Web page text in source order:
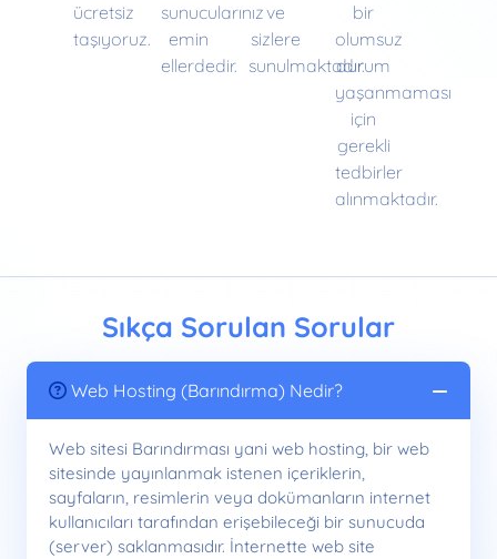
ücretsiz
taşıyoruz.
sunucularınız
emin
ellerdedir.
ve
sizlere
sunulmaktadır.
bir
olumsuz
durum
yaşanmaması
için
gerekli
tedbirler
alınmaktadır.
Sıkça Sorulan Sorular
Web Hosting (Barındırma) Nedir?
Web sitesi Barındırması yani web hosting, bir web
sitesinde yayınlanmak istenen içeriklerin,
sayfaların, resimlerin veya dokümanların internet
kullanıcıları tarafından erişebileceği bir sunucuda
(server) saklanmasıdır. İnternette web site